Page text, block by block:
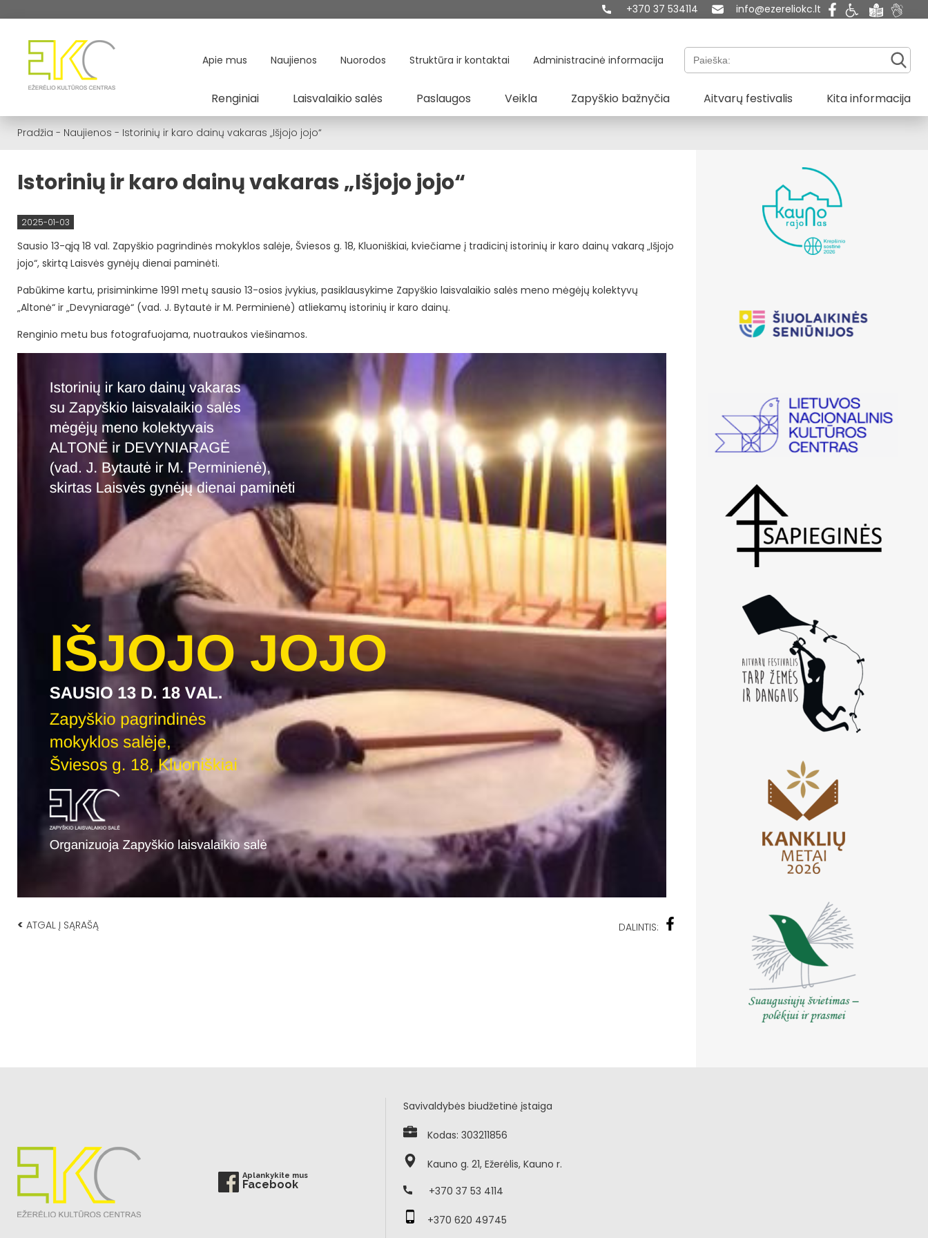
+370 37 534114 info@ezereliokc.lt
Apie mus Naujienos Nuorodos Struktūra ir kontaktai Administracinė informacija Paieška:
Renginiai Laisvalaikio salės Paslaugos Veikla Zapyškio bažnyčia Aitvarų festivalis Kita informacija
Pradžia - Naujienos - Istorinių ir karo dainų vakaras „Išjojo jojo“
Istorinių ir karo dainų vakaras „Išjojo jojo“
2025-01-03
Sausio 13-ąją 18 val. Zapyškio pagrindinės mokyklos salėje, Šviesos g. 18, Kluoniškiai, kviečiame į tradicinį istorinių ir karo dainų vakarą „Išjojo
jojo“, skirtą Laisvės gynėjų dienai paminėti.
Pabūkime kartu, prisiminkime 1991 metų sausio 13-osios įvykius, pasiklausykime Zapyškio laisvalaikio salės meno mėgėjų kolektyvų
„Altonė“ ir „Devyniaragė“ (vad. J. Bytautė ir M. Perminienė) atliekamų istorinių ir karo dainų.
Renginio metu bus fotografuojama, nuotraukos viešinamos.
< ATGAL Į SĄRAŠĄ DALINTIS:
Aplankykite mus
Facebook
Savivaldybės biudžetinė įstaiga
Kodas: 303211856
Kauno g. 21, Ežerėlis, Kauno r.
+370 37 53 4114
+370 620 49745